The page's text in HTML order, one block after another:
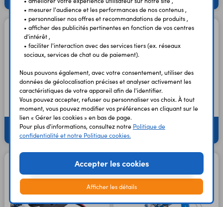
Caméras Caméras thermiques
• mesurer l'audience et les performances de nos contenus ,
• personnaliser nos offres et recommandations de produits ,
• afficher des publicités pertinentes en fonction de vos centres
d'intérêt ,
• faciliter l'interaction avec des services tiers (ex. réseaux
sociaux, services de chat ou de paiement).
Nous pouvons également, avec votre consentement, utiliser des
données de géolocalisation précises et analyser activement les
caractéristiques de votre appareil afin de l'identifier.
Vous pouvez accepter, refuser ou personnaliser vos choix. À tout
moment, vous pouvez modifier vos préférences en cliquant sur le
lien « Gérer les cookies » en bas de page.
Pour plus d'informations, consultez notre Politique de
confidentialité et notre Politique cookies.
Accepter les cookies
Afficher les détails